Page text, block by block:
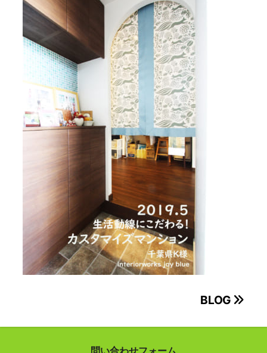
稿
BLOG
問い合わせフォーム